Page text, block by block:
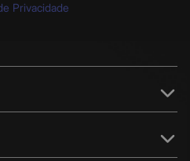
Privacidade